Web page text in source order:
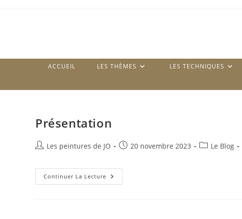
ACCUEIL LES THÈMES LES TECHNIQUES
Présentation
Auteur/autrice
la
publication :
Les peintures de JO
Publication
20 novembre 2023
PostLe Blog
Continuer La Lecture Présentation